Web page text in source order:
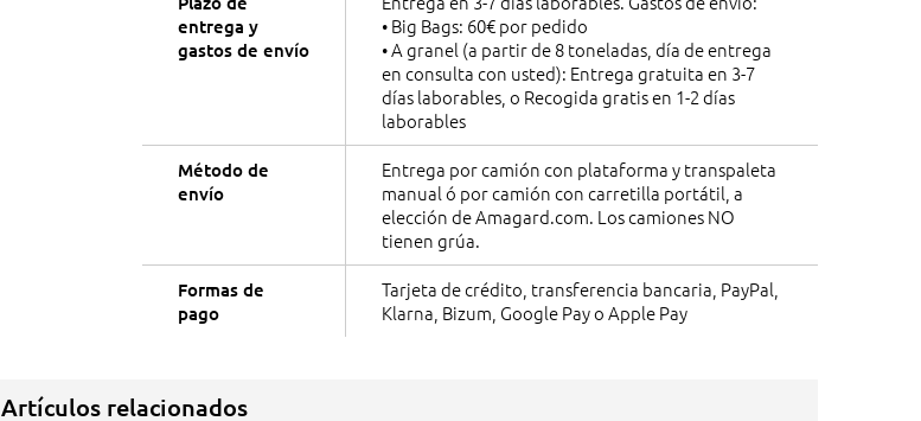
entrega y
gastos de envío
• Big Bags: 60€ por pedido
• A granel (a partir de 8 toneladas, día de entrega
en consulta con usted): Entrega gratuita en 3-7
días laborables, o Recogida gratis en 1-2 días
laborables
Método de
envío
Entrega por camión con plataforma y transpaleta
manual ó por camión con carretilla portátil, a
elección de Amagard.com. Los camiones NO
tienen grúa.
Formas de
pago
Tarjeta de crédito, transferencia bancaria, PayPal,
Klarna, Bizum, Google Pay o Apple Pay
Artículos relacionados